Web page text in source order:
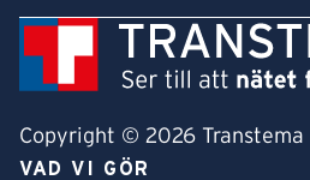
Copyright © 2026 Transtema
VAD VI GÖR